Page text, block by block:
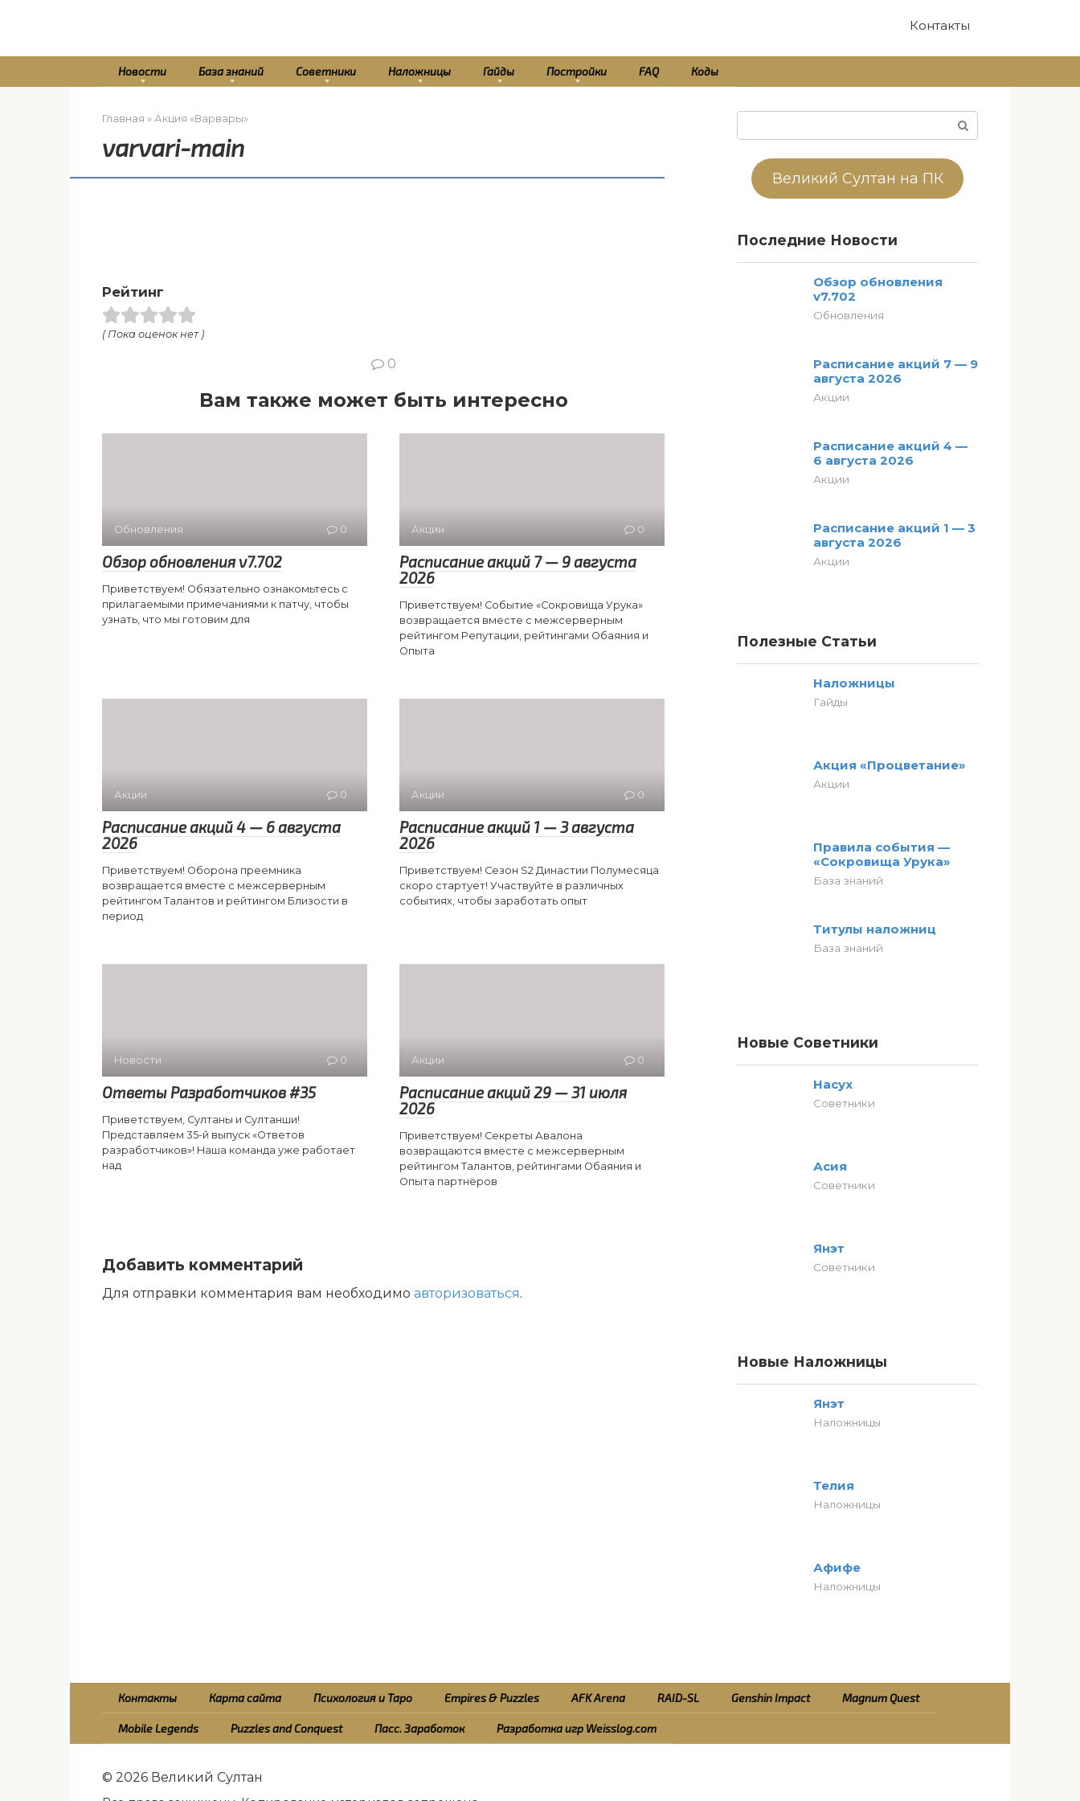
Контакты
Новости База знаний Советники Наложницы Гайды Постройки FAQ Коды
Главная » Акция «Варвары»
varvari-main
Рейтинг
( Пока оценок нет )
0
Вам также может быть интересно
Обновления 0
Обзор обновления v7.702
Приветствуем! Обязательно ознакомьтесь с
прилагаемыми примечаниями к патчу, чтобы
узнать, что мы готовим для
Акции 0
Расписание акций 7 — 9 августа
2026
Приветствуем! Событие «Сокровища Урука»
возвращается вместе с межсерверным
рейтингом Репутации, рейтингами Обаяния и
Опыта
Акции 0
Расписание акций 4 — 6 августа
2026
Приветствуем! Оборона преемника
возвращается вместе с межсерверным
рейтингом Талантов и рейтингом Близости в
период
Акции 0
Расписание акций 1 — 3 августа
2026
Приветствуем! Сезон S2 Династии Полумесяца
скоро стартует! Участвуйте в различных
событиях, чтобы заработать опыт
Новости 0
Ответы Разработчиков #35
Приветствуем, Султаны и Султанши!
Представляем 35-й выпуск «Ответов
разработчиков»! Наша команда уже работает
над
Акции 0
Расписание акций 29 — 31 июля
2026
Приветствуем! Секреты Авалона
возвращаются вместе с межсерверным
рейтингом Талантов, рейтингами Обаяния и
Опыта партнёров
Добавить комментарий
Для отправки комментария вам необходимо авторизоваться.
Великий Султан на ПК
Последние Новости
Обзор обновления
v7.702
Обновления
Расписание акций 7 — 9
августа 2026
Акции
Расписание акций 4 —
6 августа 2026
Акции
Расписание акций 1 — 3
августа 2026
Акции
Полезные Статьи
Наложницы
Гайды
Акция «Процветание»
Акции
Правила события —
«Сокровища Урука»
База знаний
Титулы наложниц
База знаний
Новые Советники
Насух
Советники
Асия
Советники
Янэт
Советники
Новые Наложницы
Янэт
Наложницы
Телия
Наложницы
Афифе
Наложницы
Контакты Карта сайта Психология и Таро Empires & Puzzles AFK Arena RAID-SL Genshin Impact Magnum Quest
Mobile Legends Puzzles and Conquest Пасс. Заработок Разработка игр Weisslog.com
© 2026 Великий Султан